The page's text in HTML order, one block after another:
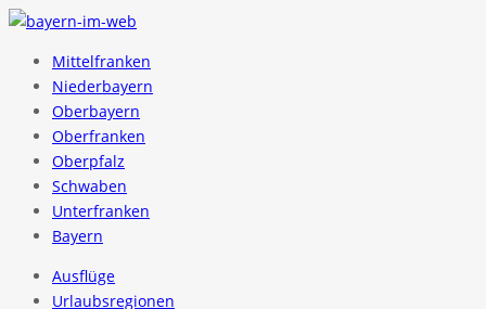
Mittelfranken
Niederbayern
Oberbayern
Oberfranken
Oberpfalz
Schwaben
Unterfranken
Bayern
Ausflüge
Urlaubsregionen